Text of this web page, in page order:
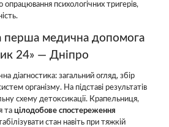
опрацювання психологічних тригерів,
перша медична допомога
24» — Дніпро
діагностика: загальний огляд, збір
організму. На підставі результатів
схему детоксикації. Крапельниця,
та цілодобове спостереження
стан навіть при тяжкій